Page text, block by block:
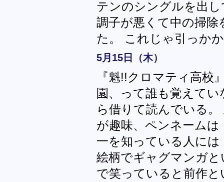
テンのシングルを出
調子が悪くて中の掃
た。 これじゃ引っか
5月15日（木）
『魁!!クロマティ高校
園、って誰も覚えて
ら借りて読んでいる
が趣味、ペンネーム
一を知っている人に
絵柄でギャグマンガ
で笑っていると前作